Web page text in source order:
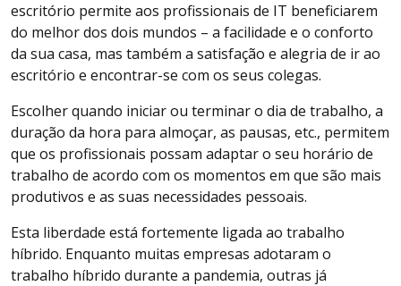
escritório permite aos profissionais de IT beneficiarem
do melhor dos dois mundos – a facilidade e o conforto
da sua casa, mas também a satisfação e alegria de ir ao
escritório e encontrar-se com os seus colegas.
Escolher quando iniciar ou terminar o dia de trabalho, a
duração da hora para almoçar, as pausas, etc., permitem
que os profissionais possam adaptar o seu horário de
trabalho de acordo com os momentos em que são mais
produtivos e as suas necessidades pessoais.
Esta liberdade está fortemente ligada ao trabalho
híbrido. Enquanto muitas empresas adotaram o
trabalho híbrido durante a pandemia, outras já